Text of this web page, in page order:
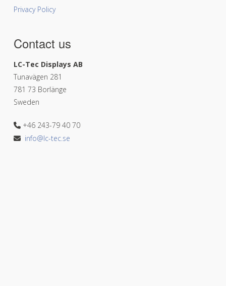
Privacy Policy
Contact us
LC-Tec Displays AB
Tunavägen 281
781 73 Borlänge
Sweden
+46 243-79 40 70
info@lc-tec.se